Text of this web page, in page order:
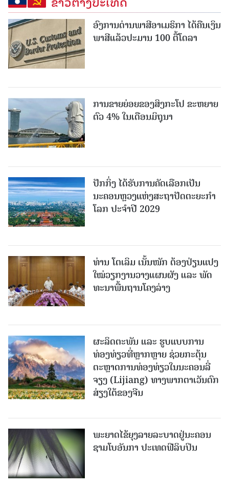
ອົງການດ່ານພາສີອາເມຣິກາ ໄດ້ຄືນເງິນ
ພາສີແລ້ວປະມານ 100 ຕື້ໂດລາ
ການຂາຍຍ່ອຍຂອງສິງກະໂປ ຂະຫຍາຍ
ຕົວ 4% ໃນເດືອນມິຖຸນາ
ປັກກິ່ງ ໄດ້ຮັບການຄັດເລືອກເປັນ
ນະຄອນຫຼວງແຫ່ງສະຖາປັດຕະຍະກຳ
ໂລກ ປະຈຳປີ 2029
ທ່ານ ໂຕ​ເລິມ ເນັ້ນໜັກ ຕ້ອງ​ປ່ຽນ​ແປງ​
ໃໝ່​ວຽກ​ງານ​ວາງ​ແຜນ​ຜັງ ແລະ ​ພັດ​
ທະ​ນາ​ພື້ນ​ຖານ​ໂຄງ​ລ່າງ
ຜະລິດຕະພັນ ແລະ ຮູບແບບການ
ທ່ອງທ່ຽວທີ່ຫຼາກຫຼາຍ ຊ່ວຍກະຕຸ້ນ
ຕະຫຼາດການທ່ອງທ່ຽວໃນນະຄອນລີ່
ຈຽງ (Lijiang) ທາງພາກຕາເວັນຕົກ
ສ່ຽງໃຕ້ຂອງຈີນ
ພະຍາດໄຂ້ຍຸງລາຍລະບາດຢູ່ນະຄອນ
ຊາມໂບ​ອັນກາ ປະເທດຟີລິບປິນ